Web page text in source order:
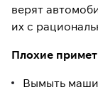
верят
их с
Плохие
Вымыть